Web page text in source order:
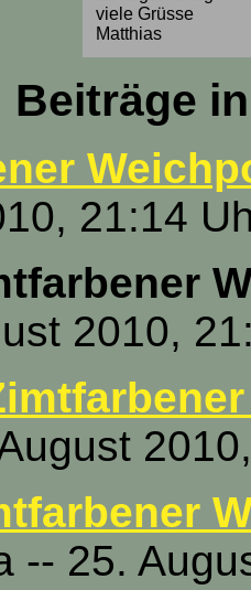
viele Grüsse
Matthias
Beiträge
21:14
2010,
-- 25.